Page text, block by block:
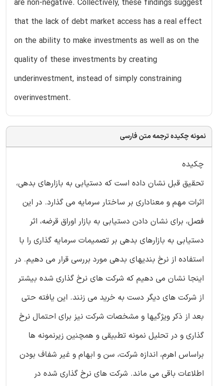
are non-negative. Collectively, these findings suggest
that the lack of debt market access has a real effect
on the ability to make investments as well as on the
quality of these investments by creating
underinvestment, instead of simply constraining
overinvestment.
نمونه چکیده ترجمه متن فارسی
چکیده
تحقیق قبل نشان داده است که دستیابی به بازارهای بدهی،
اثرات مهم و معناداری بر ساختار سرمایه می گذارد. در این
فصل، برای نشان دادن دستیابی به بازار اوراق قرضه، اثر
دستیابی به بازارهای بدهی بر تصمیمات سرمایه گذاری را با
استفاده از نرخ بندیهای بدهی مورد بررسی قرار می دهیم. در
اینجا نشان می دهیم که شرکت های نرخ گذاری شده بیشتر
از شرکت های دیگر دست به خرید می زنند. این یافته حتی
بعد از ذکر ویژگیها و مشخصات شرکت نیز برای احتمال نرخ
گذاری و در تحلیل نمونه تطبیقی و همچنین زیرنمونه ها
براساس اهرم، اندازه شرکت، سن و ابهام و غیر شفاف بودن
اطلاعات باقی می ماند. شرکت های نرخ گذاری شده در